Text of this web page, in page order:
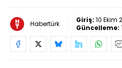
Habertürk Giriş: 10 Ekim
Güncelleme: